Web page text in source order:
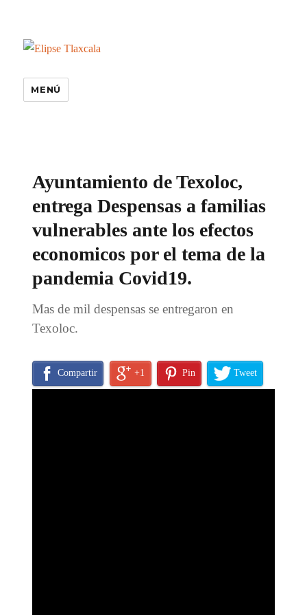
MENÚ
Ayuntamiento de Texoloc,
entrega Despensas a familias
vulnerables ante los efectos
economicos por el tema de la
pandemia Covid19.
Mas de mil despensas se entregaron en
Texoloc.
Compartir +1 Pin Tweet